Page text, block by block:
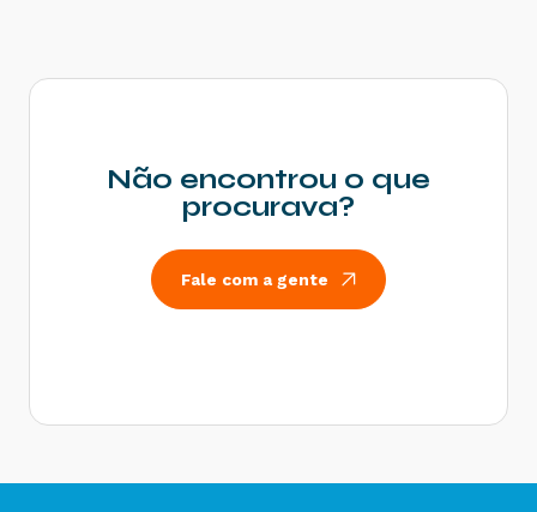
Status Cancelado
Status Carta de Correção
Status Confirmação da Operação
Não encontrou o que
procurava?
Fale com a gente